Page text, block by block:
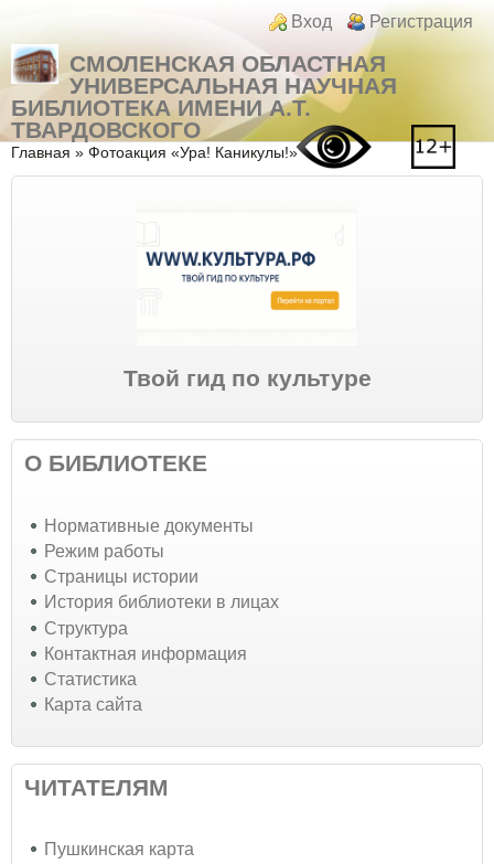
Перейти к основному содержанию
Login links
Вход Регистрация
СМОЛЕНСКАЯ ОБЛАСТНАЯ
УНИВЕРСАЛЬНАЯ НАУЧНАЯ
БИБЛИОТЕКА ИМЕНИ А.Т.
ТВАРДОВСКОГО
Вы здесь
Главная » Фотоакция «Ура! Каникулы!»
Твой гид по культуре
О БИБЛИОТЕКЕ
Нормативные документы
Режим работы
Страницы истории
История библиотеки в лицах
Структура
Контактная информация
Статистика
Карта сайта
ЧИТАТЕЛЯМ
Пушкинская карта